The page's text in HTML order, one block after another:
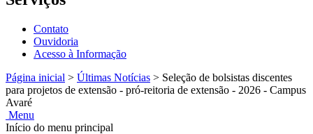
Contato
Ouvidoria
Acesso à Informação
Página inicial > Últimas Notícias > Seleção de bolsistas discentes
para projetos de extensão - pró-reitoria de extensão - 2026 - Campus
Avaré
Menu
Início do menu principal